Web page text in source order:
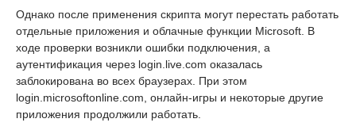
Однако после применения скрипта могут перестать работать
отдельные приложения и облачные функции Microsoft. В
ходе проверки возникли ошибки подключения, а
аутентификация через login.live.com оказалась
заблокирована во всех браузерах. При этом
login.microsoftonline.com, онлайн-игры и некоторые другие
приложения продолжили работать.